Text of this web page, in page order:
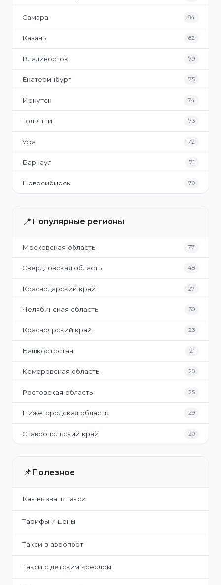
Самара 84
Казань 82
Владивосток 79
Екатеринбург 75
Иркутск 74
Тольятти 73
Уфа 72
Барнаул 71
Новосибирск 70
📍 Популярные регионы
Московская область 77
Свердловская область 48
Краснодарский край 27
Челябинская область 30
Красноярский край 23
Башкортостан 21
Кемеровская область 20
Ростовская область 25
Нижегородская область 29
Ставропольский край 20
📌 Полезное
Как вызвать такси
Тарифы и цены
Такси в аэропорт
Такси с детским креслом